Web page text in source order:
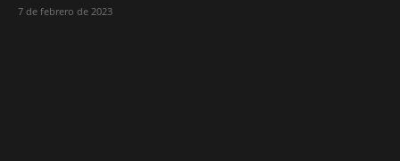
7 de febrero de 2023